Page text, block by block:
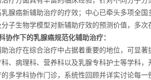
腺癌新辅助治疗的疗效；中心已牵头多项全
子生物学模型对新辅助疗效的预测价值，多次
协作下的乳腺癌规范化辅助治疗：
治疗在综合治疗中占据着重要的地位，可显
、病理科、营养科以及乳腺专科护士等学科
多学科协作门诊，系统性回顾并详实讨论每